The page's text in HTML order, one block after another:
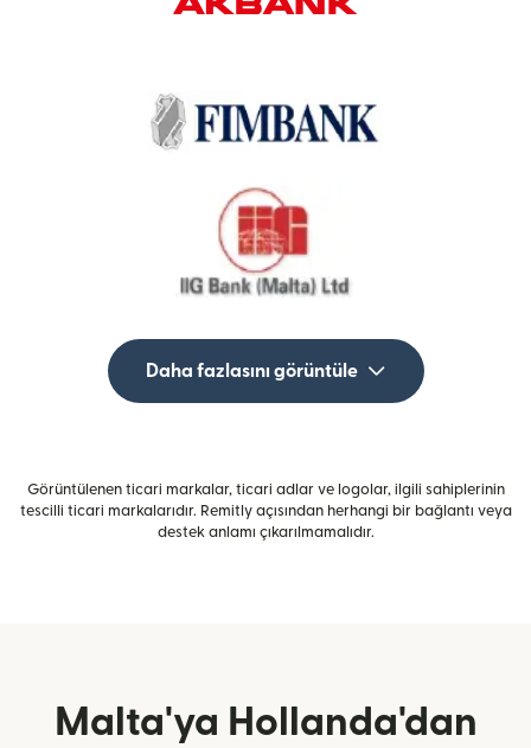
Daha fazlasını görüntüle
Görüntülenen ticari markalar, ticari adlar ve logolar, ilgili sahiplerinin
tescilli ticari markalarıdır. Remitly açısından herhangi bir bağlantı veya
destek anlamı çıkarılmamalıdır.
Malta'ya Hollanda'dan